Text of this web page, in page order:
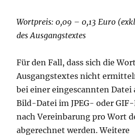
Wortpreis: 0,09 – 0,13 Euro
des Ausgangstextes
Für den Fall, dass sich die
Ausgangstextes nicht
bei einer eingescannten Datei
Bild-Datei im JPEG- oder
nach Vereinbarung pro Wort
abgerechnet werden. Weitere